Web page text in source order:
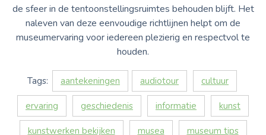
de sfeer in de tentoonstellingsruimtes behouden blijft. Het
naleven van deze eenvoudige richtlijnen helpt om de
museumervaring voor iedereen plezierig en respectvol te
houden.
Tags: aantekeningen audiotour cultuur
ervaring geschiedenis informatie kunst
kunstwerken bekijken musea museum tips